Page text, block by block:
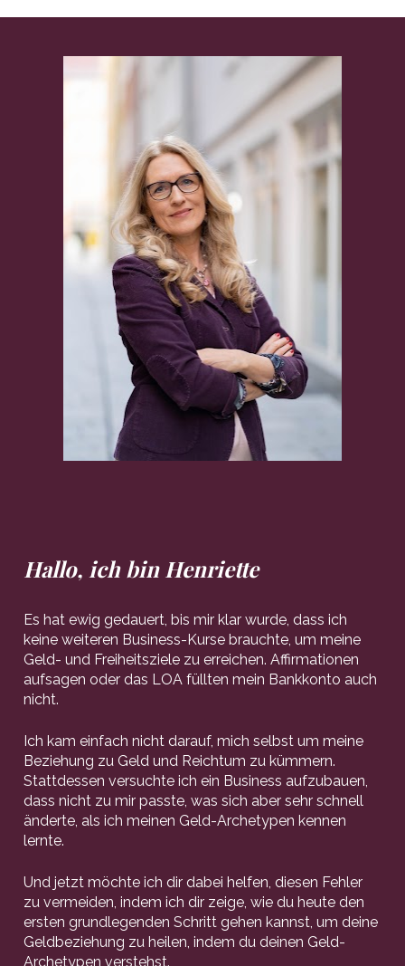
Hallo, ich bin Henriette
Es hat ewig gedauert, bis mir klar wurde, dass ich
keine weiteren Business-Kurse brauchte, um meine
Geld- und Freiheitsziele zu erreichen. Affirmationen
aufsagen oder das LOA füllten mein Bankkonto auch
nicht.
Ich kam einfach nicht darauf, mich selbst um meine
Beziehung zu Geld und Reichtum zu kümmern.
Stattdessen versuchte ich ein Business aufzubauen,
dass nicht zu mir passte, was sich aber sehr schnell
änderte, als ich meinen Geld-Archetypen kennen
lernte.
Und jetzt möchte ich dir dabei helfen, diesen Fehler
zu vermeiden, indem ich dir zeige, wie du heute den
ersten grundlegenden Schritt gehen kannst, um deine
Geldbeziehung zu heilen, indem du deinen Geld-
Archetypen verstehst.